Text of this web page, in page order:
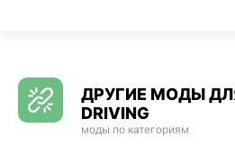
ДРУГИЕ МОДЫ
DRIVING
моды по категориям